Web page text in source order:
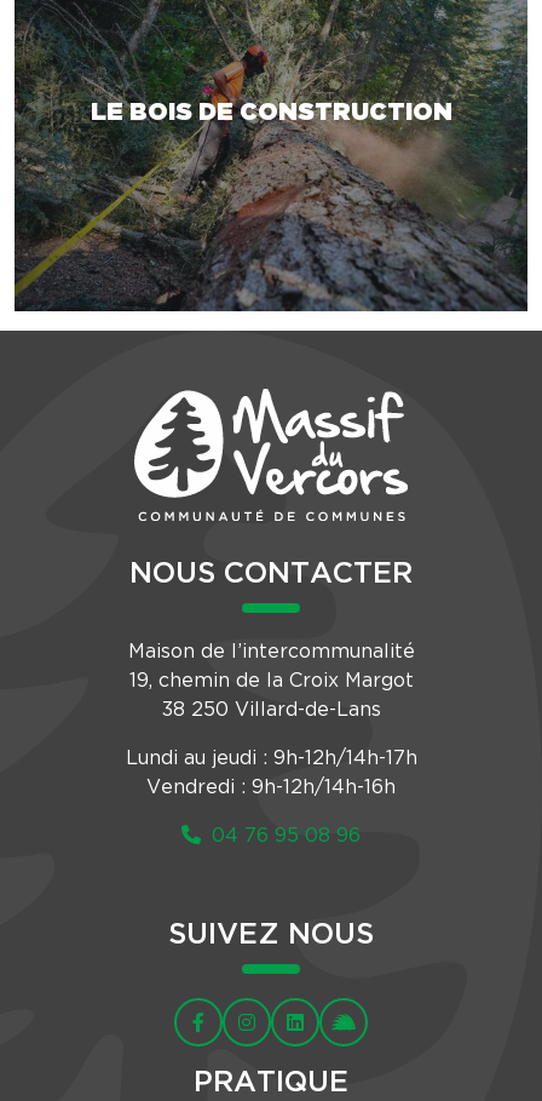
LE BOIS DE CONSTRUCTION
NOUS CONTACTER
Maison de l’intercommunalité
19, chemin de la Croix Margot
38 250 Villard-de-Lans
Lundi au jeudi : 9h-12h/14h-17h
Vendredi : 9h-12h/14h-16h
04 76 95 08 96
SUIVEZ NOUS
PRATIQUE